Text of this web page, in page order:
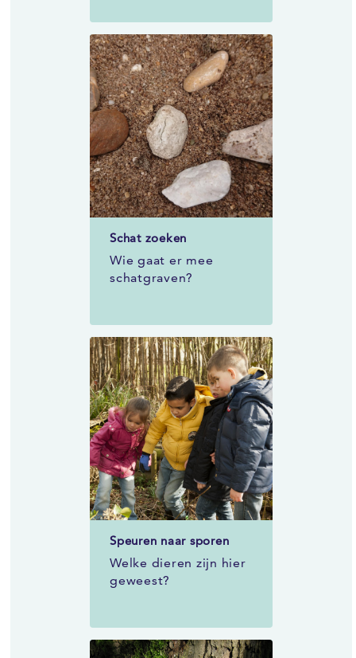
Schat zoeken
Wie gaat er mee
schatgraven?
Speuren naar sporen
Welke dieren zijn hier
geweest?